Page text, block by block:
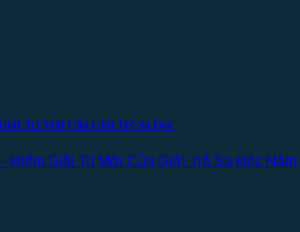
Trí Mới Của Giới Trẻ Sa Đéc
Điểm Giải Trí Mới Của Giới Trẻ Sa Đéc